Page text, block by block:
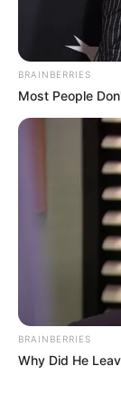
Why
might be wrong
BRAINBERRIES
Most People
BRAINBERRIES
Why Did He